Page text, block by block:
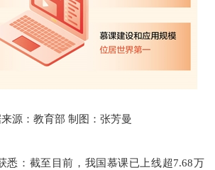
源：教育部 制图：张芳曼
：截至目前，我国慕课已上线超7.68万